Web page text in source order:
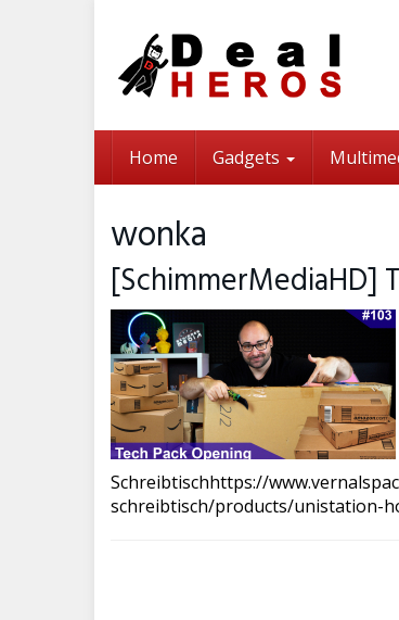
Home Gadgets
wonka
[SchimmerMediaHD]
Schreibtischhttps://
schreibtisch/products/unistation-